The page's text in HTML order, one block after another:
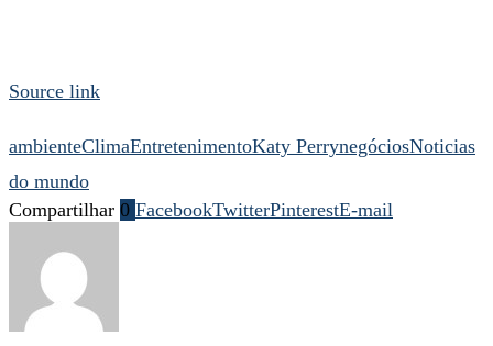
Source link
ambienteClimaEntretenimentoKaty PerrynegóciosNoticias
do mundo
Compartilhar 0 FacebookTwitterPinterestE-mail